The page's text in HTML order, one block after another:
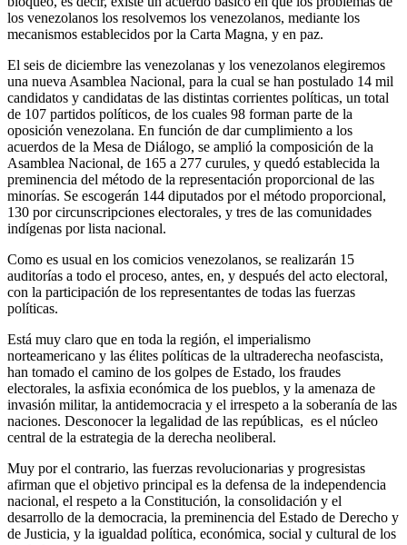
los venezolanos los resolvemos los venezolanos, mediante los
mecanismos establecidos por la Carta Magna, y en paz.
El seis de diciembre las venezolanas y los venezolanos elegiremos
una nueva Asamblea Nacional, para la cual se han postulado 14 mil
candidatos y candidatas de las distintas corrientes políticas, un total
de 107 partidos políticos, de los cuales 98 forman parte de la
oposición venezolana. En función de dar cumplimiento a los
acuerdos de la Mesa de Diálogo, se amplió la composición de la
Asamblea Nacional, de 165 a 277 curules, y quedó establecida la
preminencia del método de la representación proporcional de las
minorías. Se escogerán 144 diputados por el método proporcional,
130 por circunscripciones electorales, y tres de las comunidades
indígenas por lista nacional.
Como es usual en los comicios venezolanos, se realizarán 15
auditorías a todo el proceso, antes, en, y después del acto electoral,
con la participación de los representantes de todas las fuerzas
políticas.
Está muy claro que en toda la región, el imperialismo
norteamericano y las élites políticas de la ultraderecha neofascista,
han tomado el camino de los golpes de Estado, los fraudes
electorales, la asfixia económica de los pueblos, y la amenaza de
invasión militar, la antidemocracia y el irrespeto a la soberanía de las
naciones. Desconocer la legalidad de las repúblicas, es el núcleo
central de la estrategia de la derecha neoliberal.
Muy por el contrario, las fuerzas revolucionarias y progresistas
afirman que el objetivo principal es la defensa de la independencia
nacional, el respeto a la Constitución, la consolidación y el
desarrollo de la democracia, la preminencia del Estado de Derecho y
de Justicia, y la igualdad política, económica, social y cultural de los